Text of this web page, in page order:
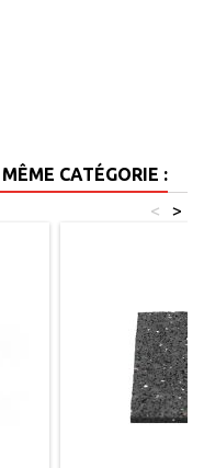
CATÉGORIE :
>
<